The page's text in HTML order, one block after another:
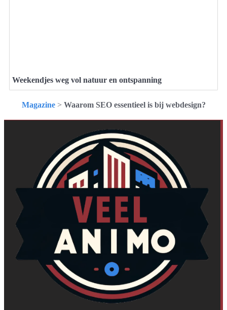
Weekendjes weg vol natuur en ontspanning
Magazine> Waarom SEO essentieel is bij webdesign?